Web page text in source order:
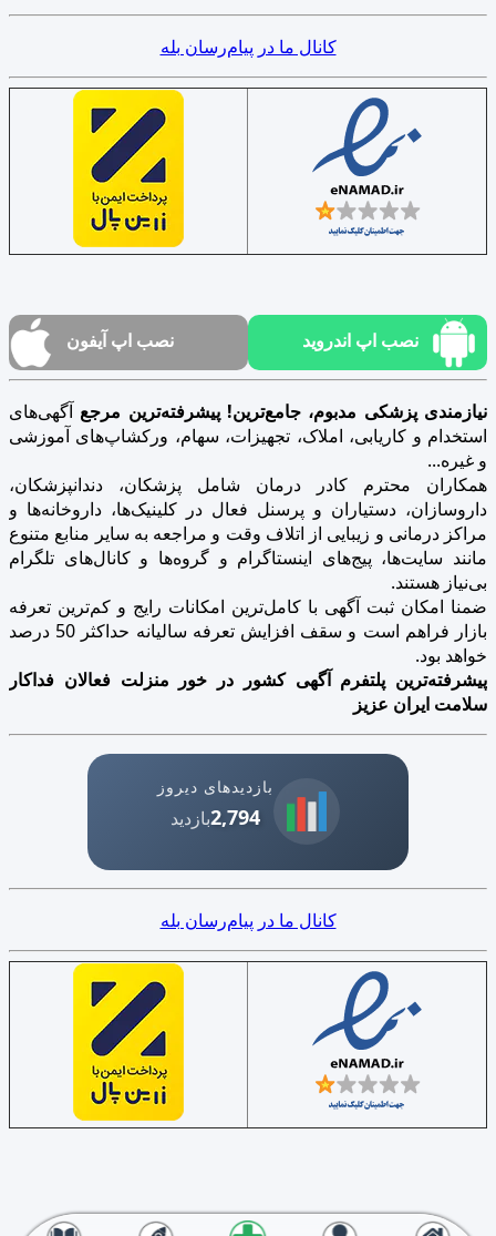
کانال ما در پیام‌رسان بله
نصب اپ اندروید نصب اپ آیفون
نیازمندی پزشکی مدبوم، جامع‌ترین! پیشرفته‌ترین مرجع آگهی‌های
استخدام و کاریابی، املاک، تجهیزات، سهام، ورکشاپ‌های آموزشی
و غیره...
همکاران محترم کادر درمان شامل پزشکان، دندانپزشکان،
داروسازان، دستیاران و پرسنل فعال در کلینیک‌ها، داروخانه‌ها و
مراکز درمانی و زیبایی از اتلاف وقت و مراجعه به سایر منابع متنوع
مانند سایت‌ها، پیج‌های اینستاگرام و گروه‌ها و کانال‌های تلگرام
بی‌نیاز هستند.
ضمنا امکان ثبت آگهی با کامل‌ترین امکانات رایج و کم‌ترین تعرفه
بازار فراهم است و سقف افزایش تعرفه سالیانه حداکثر 50 درصد
خواهد بود.
پیشرفته‌ترین پلتفرم آگهی کشور در خور منزلت فعالان فداکار
سلامت ایران عزیز
بازدیدهای دیروز
2,794بازدید
کانال ما در پیام‌رسان بله